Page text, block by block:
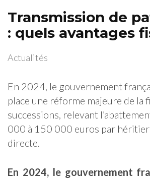
Transmission de
: quels avantages
Actualités
En 2024, le gouvernement
place une réforme majeure de la
successions, relevant
000 à 150 000 euros par
directe.
En 2024, le gouvernement